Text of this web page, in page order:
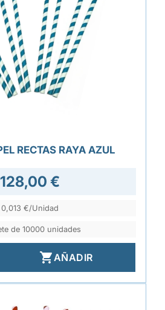
RECTAS RAYA AZUL
128,00 €
0,013 €/Unidad
de 10000 unidades
AÑADIR